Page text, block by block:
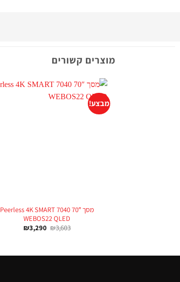
מוצרים קשורים
מבצע!
מסך 70″ Peerless 4K SMART 7040
WEBOS22 QLED
₪3,603
₪3,290